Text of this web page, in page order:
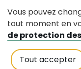
Vous pouvez
tout moment en
de protection
Tout accepter
Tél : 02 40